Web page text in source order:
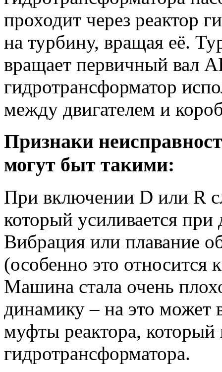
проходит через реактор
на турбину, вращая её.
вращает первичный вал
гидротрансформатор
между двигателем и
Признаки
могут быт такими:
При включении D или R
который усиливается при
Вибрация или плавание
(особенно это относится
Машина стала очень
динамику – на это может
муфты реактора, который
гидротрансформатора.